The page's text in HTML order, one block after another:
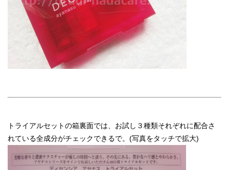
トライアルセットの箱裏面では、お試し３種類それぞれに配合さ
れている全成分がチェックできるで。(写真をタッチで拡大)